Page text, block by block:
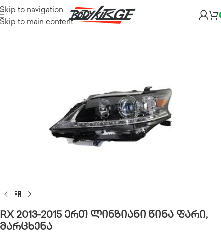
Skip to navigation
Skip to main content
RX 2013-2015 ერთ ლინზიანი წინა ფარი,
მარცხენა